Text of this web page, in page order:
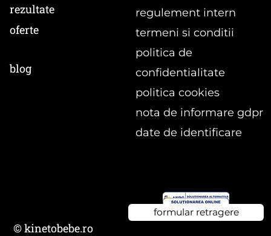
© kinetobebe.ro
rezultate
oferte
blog
regulement intern
termeni si conditii
politica de
confidentialitate
politica cookies
nota de informare gdpr
date de identificare
formular retragere